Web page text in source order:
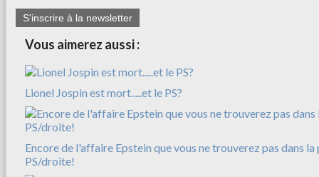
S'inscrire à la newsletter
Vous aimerez aussi :
Lionel Jospin est mort.....et le PS?
Encore de l'affaire Epstein que vous ne trouverez pas dans
PS/droite!